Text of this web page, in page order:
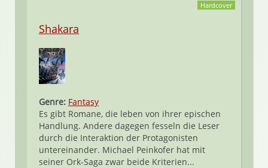
Hardcover
Shakara
Genre: Fantasy
Es gibt Romane, die leben von ihrer epischen
Handlung. Andere dagegen fesseln die Leser
durch die Interaktion der Protagonisten
untereinander. Michael Peinkofer hat mit
seiner Ork-Saga zwar beide Kriterien...